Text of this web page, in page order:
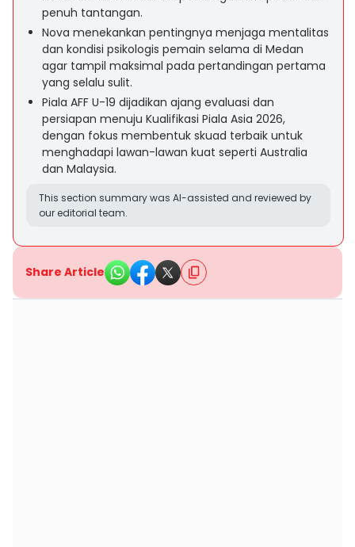
penuh tantangan.
Nova menekankan pentingnya menjaga mentalitas
dan kondisi psikologis pemain selama di Medan
agar tampil maksimal pada pertandingan pertama
yang selalu sulit.
Piala AFF U-19 dijadikan ajang evaluasi dan
persiapan menuju Kualifikasi Piala Asia 2026,
dengan fokus membentuk skuad terbaik untuk
menghadapi lawan-lawan kuat seperti Australia
dan Malaysia.
This section summary was AI-assisted and reviewed by
our editorial team.
Share Article